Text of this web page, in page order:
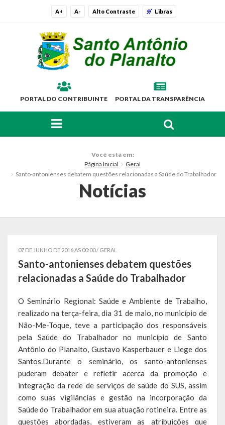
A+ A- Alto Contraste Libras
PORTAL DO CONTRIBUINTE PORTAL DA TRANSPARÊNCIA
Histórico
Administração
Administrações Anteriores
Secretarias
Estrutura e Competências
Educação e Cultura
Obras e Viação
Saúde e Assistência Social
Desenvolvimento, Indústria, Comércio, Turismo, Trânsito e
Você está em:
Página Inicial
Geral
Santo-antonienses debatem questões relacionadas a Saúde do Trabalhador
Notícias
07 DE JUNHO DE 2016 AS 00:00 / GERAL
Santo-antonienses debatem questões
relacionadas a Saúde do Trabalhador
O Seminário Regional: Saúde e Ambiente de Trabalho,
realizado na terça-feira, dia 31 de maio, no município de
Não-Me-Toque, teve a participação dos responsáveis
pela Saúde do Trabalhador no município de Santo
Antônio do Planalto, Gustavo Kasperbauer e Liege dos
Santos.Durante o seminário, os santo-antonienses
puderam debater e refletir acerca da promoção e
integração da rede de serviços de saúde do SUS, assim
como suas vigilâncias e gestão na incorporação da
Saúde do Trabalhador em sua atuação rotineira. Entre as
questões abordadas, estiveram as atribuições que